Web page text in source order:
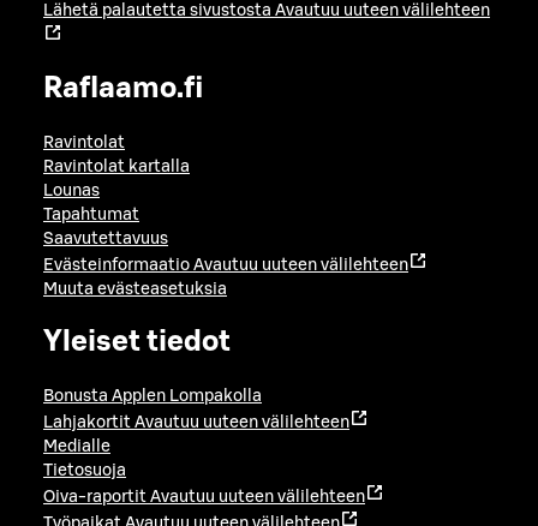
Lähetä palautetta sivustosta Avautuu uuteen välilehteen
Raflaamo.fi
Ravintolat
Ravintolat kartalla
Lounas
Tapahtumat
Saavutettavuus
Evästeinformaatio Avautuu uuteen välilehteen
Muuta evästeasetuksia
Yleiset tiedot
Bonusta Applen Lompakolla
Lahjakortit Avautuu uuteen välilehteen
Medialle
Tietosuoja
Oiva-raportit Avautuu uuteen välilehteen